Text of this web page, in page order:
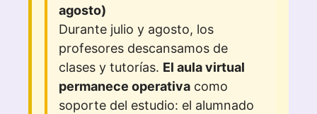
agosto)
Durante julio y agosto, los
profesores descansamos de
clases y tutorías. El aula virtual
permanece operativa como
soporte del estudio: el alumnado